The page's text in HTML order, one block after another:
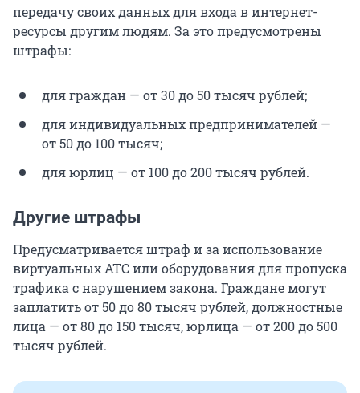
передачу своих данных для входа в интернет-
ресурсы другим людям. За это предусмотрены
штрафы:
для граждан — от 30 до 50 тысяч рублей;
для индивидуальных предпринимателей —
от 50 до 100 тысяч;
для юрлиц — от 100 до 200 тысяч рублей.
Другие штрафы
Предусматривается штраф и за использование
виртуальных АТС или оборудования для пропуска
трафика с нарушением закона. Граждане могут
заплатить от 50 до 80 тысяч рублей, должностные
лица — от 80 до 150 тысяч, юрлица — от 200 до 500
тысяч рублей.